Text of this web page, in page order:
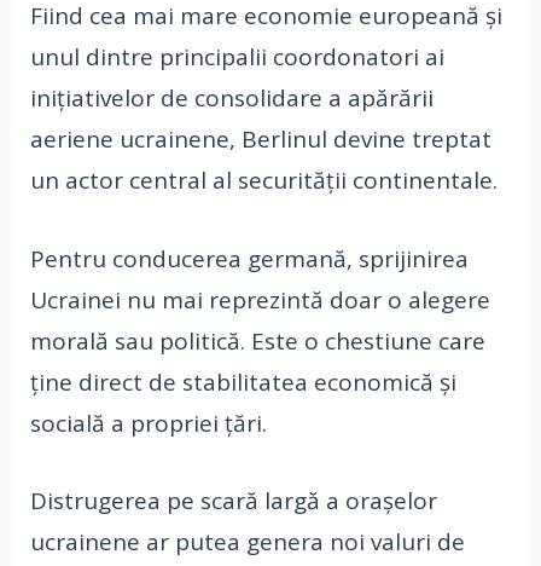
Fiind cea mai mare economie europeană și
unul dintre principalii coordonatori ai
inițiativelor de consolidare a apărării
aeriene ucrainene, Berlinul devine treptat
un actor central al securității continentale.
Pentru conducerea germană, sprijinirea
Ucrainei nu mai reprezintă doar o alegere
morală sau politică. Este o chestiune care
ține direct de stabilitatea economică și
socială a propriei țări.
Distrugerea pe scară largă a orașelor
ucrainene ar putea genera noi valuri de